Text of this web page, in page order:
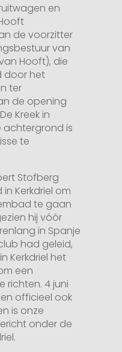
en
de voorzitter
van
Hooft), die
door het
ter
de opening
Kreek in
achtergrond is
te
Stofberg
Kerkdriel om
te gaan
hij vóór
in Spanje
had geleid,
Kerkdriel het
een
richten. 4 juni
officieel ook
is onze
onder de